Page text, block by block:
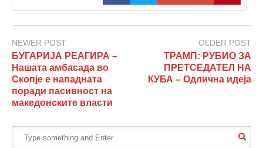
NEWER POST
БУГАРИЈА РЕАГИРА –
Нашата амбасада во
Скопје е нападната
поради пасивност на
македонските власти
OLDER POST
ТРАМП: РУБИО ЗА
ПРЕТСЕДАТЕЛ НА
КУБА – Одлична идеја